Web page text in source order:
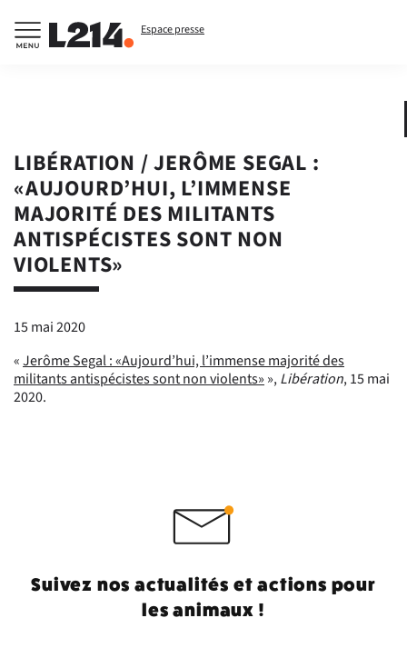
Espace presse
LIBÉRATION / JERÔME SEGAL :
«AUJOURD’HUI, L’IMMENSE
MAJORITÉ DES MILITANTS
ANTISPÉCISTES SONT NON
VIOLENTS»
15 mai 2020
«Jerôme Segal : «Aujourd’hui, l’immense majorité des
militants antispécistes sont non violents» »,Libération, 15 mai
2020.
Suivez nos actualités et actions pour
les animaux !